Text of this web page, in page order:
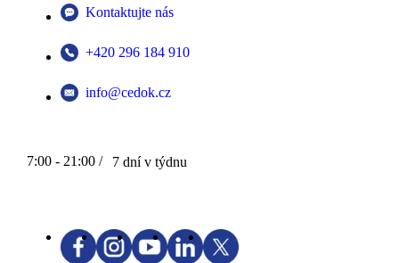
Kontaktujte nás
+420 296 184 910
info@cedok.cz
7:00 - 21:00 / 7 dní v týdnu